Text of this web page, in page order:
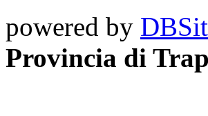
powered by
Provincia di